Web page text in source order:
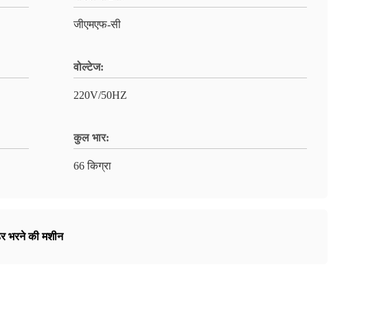
जीएमएफ-सी
वोल्टेज:
220V/50HZ
कुल भार:
66 किग्रा
भरने की मशीन